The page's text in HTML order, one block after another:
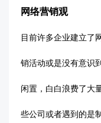
网络营销观
目前许多企业建立了
销活动或是没有意识
闲置，白白浪费了大
些公司或者遇到的是